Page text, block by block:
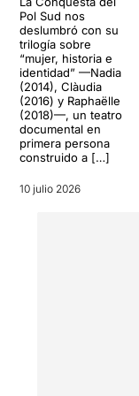
Pol Sud nos
deslumbró con su
trilogía sobre
“mujer, historia e
identidad” —Nadia
(2014), Clàudia
(2016) y Raphaëlle
(2018)—, un teatro
documental en
primera persona
construido a […]
10 julio 2026